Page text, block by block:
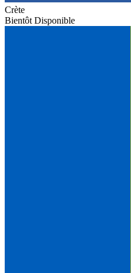
Crète
Bientôt Disponible